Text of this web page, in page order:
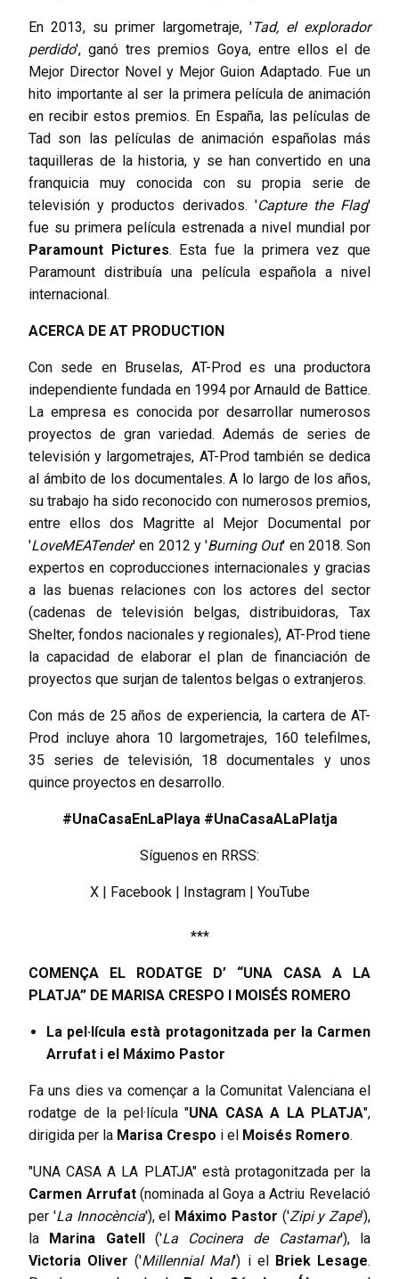
En 2013, su primer largometraje, 'Tad, el explorador
perdido', ganó tres premios Goya, entre ellos el de
Mejor Director Novel y Mejor Guion Adaptado. Fue un
hito importante al ser la primera película de animación
en recibir estos premios. En España, las películas de
Tad son las películas de animación españolas más
taquilleras de la historia, y se han convertido en una
franquicia muy conocida con su propia serie de
televisión y productos derivados. 'Capture the Flag'
fue su primera película estrenada a nivel mundial por
Paramount Pictures. Esta fue la primera vez que
Paramount distribuía una película española a nivel
internacional.
ACERCA DE AT PRODUCTION
Con sede en Bruselas, AT-Prod es una productora
independiente fundada en 1994 por Arnauld de Battice.
La empresa es conocida por desarrollar numerosos
proyectos de gran variedad. Además de series de
televisión y largometrajes, AT-Prod también se dedica
al ámbito de los documentales. A lo largo de los años,
su trabajo ha sido reconocido con numerosos premios,
entre ellos dos Magritte al Mejor Documental por
'LoveMEATender' en 2012 y 'Burning Out' en 2018. Son
expertos en coproducciones internacionales y gracias
a las buenas relaciones con los actores del sector
(cadenas de televisión belgas, distribuidoras, Tax
Shelter, fondos nacionales y regionales), AT-Prod tiene
la capacidad de elaborar el plan de financiación de
proyectos que surjan de talentos belgas o extranjeros.
Con más de 25 años de experiencia, la cartera de AT-
Prod incluye ahora 10 largometrajes, 160 telefilmes,
35 series de televisión, 18 documentales y unos
quince proyectos en desarrollo.
#UnaCasaEnLaPlaya #UnaCasaALaPlatja
Síguenos en RRSS:
X| Facebook| Instagram| YouTube
***
COMENÇA EL RODATGE D’ “UNA CASA A LA
PLATJA” DE MARISA CRESPO I MOISÉS ROMERO
La pel·lícula està protagonitzada per la Carmen
Arrufat i el Máximo Pastor
Fa uns dies va començar a la Comunitat Valenciana el
rodatge de la pel·lícula "UNA CASA A LA PLATJA",
dirigida per la Marisa Crespo i el Moisés Romero.
"UNA CASA A LA PLATJA" està protagonitzada per la
Carmen Arrufat(nominada al Goya a Actriu Revelació
per 'La Innocència'), el Máximo Pastor ('Zipi y Zape'),
la Marina Gatell('La Cocinera de Castamar'), la
Victoria Oliver ('Millennial Mal') i el Briek Lesage.